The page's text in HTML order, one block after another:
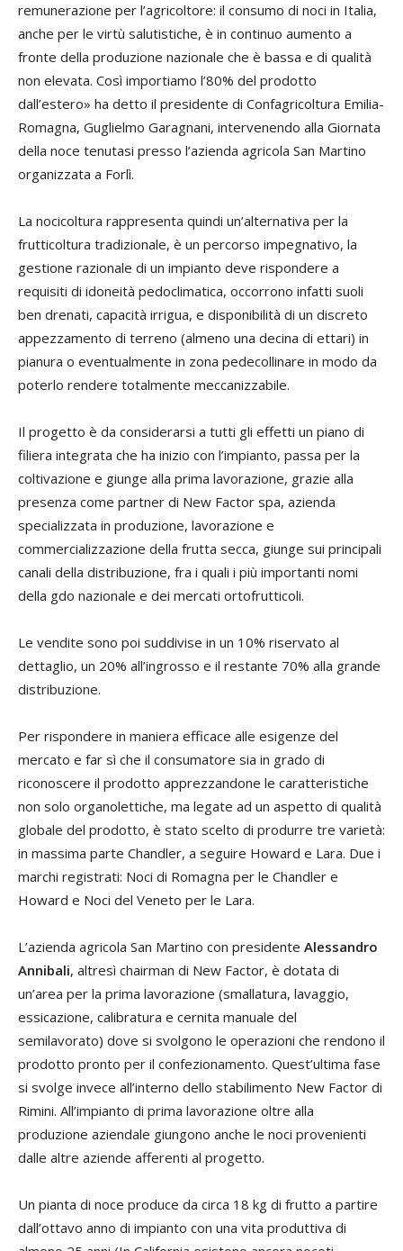
remunerazione per l’agricoltore: il consumo di noci in Italia,
anche per le virtù salutistiche, è in continuo aumento a
fronte della produzione nazionale che è bassa e di qualità
non elevata. Così importiamo l’80% del prodotto
dall’estero» ha detto il presidente di Confagricoltura Emilia-
Romagna, Guglielmo Garagnani, intervenendo alla Giornata
della noce tenutasi presso l’azienda agricola San Martino
organizzata a Forlì.
La nocicoltura rappresenta quindi un’alternativa per la
frutticoltura tradizionale, è un percorso impegnativo, la
gestione razionale di un impianto deve rispondere a
requisiti di idoneità pedoclimatica, occorrono infatti suoli
ben drenati, capacità irrigua, e disponibilità di un discreto
appezzamento di terreno (almeno una decina di ettari) in
pianura o eventualmente in zona pedecollinare in modo da
poterlo rendere totalmente meccanizzabile.
Il progetto è da considerarsi a tutti gli effetti un piano di
filiera integrata che ha inizio con l’impianto, passa per la
coltivazione e giunge alla prima lavorazione, grazie alla
presenza come partner di New Factor spa, azienda
specializzata in produzione, lavorazione e
commercializzazione della frutta secca, giunge sui principali
canali della distribuzione, fra i quali i più importanti nomi
della gdo nazionale e dei mercati ortofrutticoli.
Le vendite sono poi suddivise in un 10% riservato al
dettaglio, un 20% all’ingrosso e il restante 70% alla grande
distribuzione.
Per rispondere in maniera efficace alle esigenze del
mercato e far sì che il consumatore sia in grado di
riconoscere il prodotto apprezzandone le caratteristiche
non solo organolettiche, ma legate ad un aspetto di qualità
globale del prodotto, è stato scelto di produrre tre varietà:
in massima parte Chandler, a seguire Howard e Lara. Due i
marchi registrati: Noci di Romagna per le Chandler e
Howard e Noci del Veneto per le Lara.
L’azienda agricola San Martino con presidente Alessandro
Annibali, altresì chairman di New Factor, è dotata di
un’area per la prima lavorazione (smallatura, lavaggio,
essicazione, calibratura e cernita manuale del
semilavorato) dove si svolgono le operazioni che rendono il
prodotto pronto per il confezionamento. Quest’ultima fase
si svolge invece all’interno dello stabilimento New Factor di
Rimini. All’impianto di prima lavorazione oltre alla
produzione aziendale giungono anche le noci provenienti
dalle altre aziende afferenti al progetto.
Un pianta di noce produce da circa 18 kg di frutto a partire
dall’ottavo anno di impianto con una vita produttiva di